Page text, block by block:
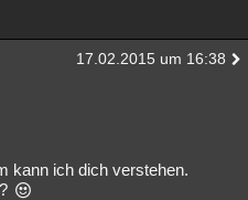
17.02.2015 um 16:38
kann ich dich verstehen.